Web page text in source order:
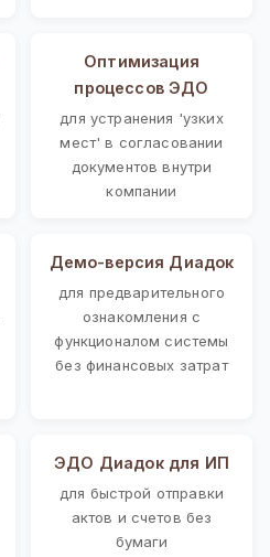
Оптимизация
процессов ЭДО
для устранения 'узких
мест' в согласовании
документов внутри
компании
Демо-версия Диадок
для предварительного
ознакомления с
функционалом системы
без финансовых затрат
ЭДО Диадок для ИП
для быстрой отправки
актов и счетов без
бумаги